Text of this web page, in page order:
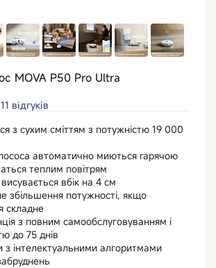
MOVA P50 Pro Ultra
11 відгуків
з сухим сміттям з потужністю 19 000
автоматично миються гарячою
теплим повітрям
вбік на 4 см
збільшення потужності, якщо
складне
з повним самообслуговуванням і
до 75 днів
з інтелектуальними алгоритмами